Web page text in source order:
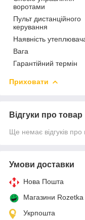
воротами
Пульт дистанційного
керування
Наявність
Вага
Гарантійний термін
Приховати
Відгуки про товар
Ще немає відгуків про
Умови доставки
Нова Пошта
Магазини Rozetka
Укрпошта